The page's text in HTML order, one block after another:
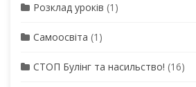
Розклад уроків (1)
Самоосвіта (1)
СТОП Булінг та насильство! (16)